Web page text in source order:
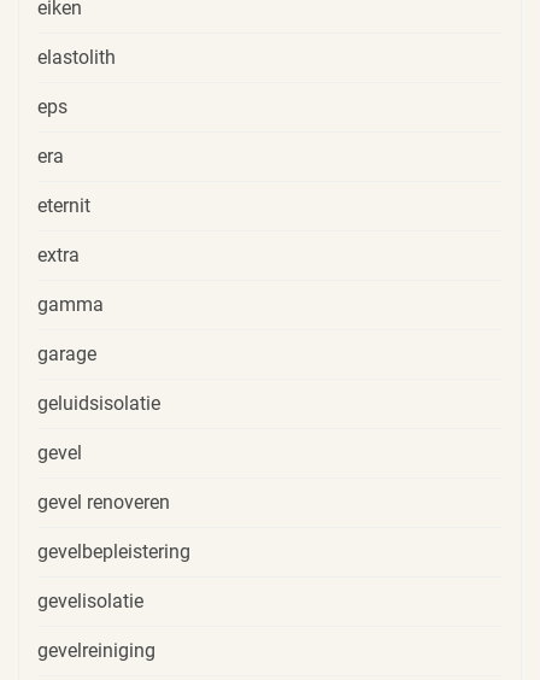
eiken
elastolith
eps
era
eternit
extra
gamma
garage
geluidsisolatie
gevel
gevel renoveren
gevelbepleistering
gevelisolatie
gevelreiniging